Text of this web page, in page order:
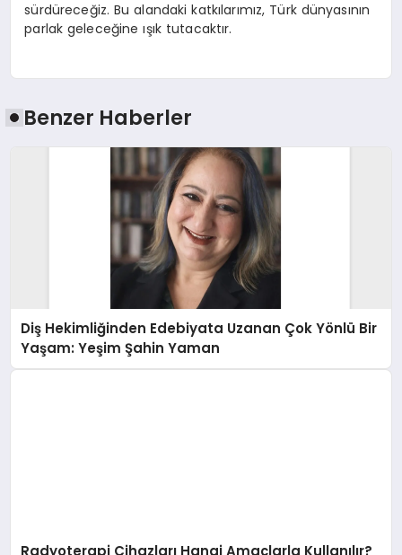
sürdüreceğiz. Bu alandaki katkılarımız, Türk dünyasının
parlak geleceğine ışık tutacaktır.
Benzer Haberler
Diş Hekimliğinden Edebiyata Uzanan Çok Yönlü Bir
Yaşam: Yeşim Şahin Yaman